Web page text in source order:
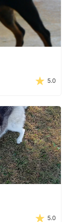
5.0
5.0